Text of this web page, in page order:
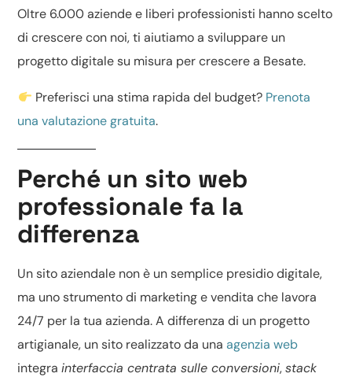
Oltre 6.000 aziende e liberi professionisti hanno scelto
di crescere con noi, ti aiutiamo a sviluppare un
progetto digitale su misura per crescere a Besate.
Preferisci una stima rapida del budget? Prenota
una valutazione gratuita.
Perché un sito web
professionale fa la
differenza
Unsito aziendale non è un semplice presidio digitale,
ma uno strumento di marketing e vendita che lavora
24/7 per la tua azienda. A differenza di un progetto
artigianale, un sito realizzato da unaagenzia web
integrainterfaccia centrata sulle conversioni,stack